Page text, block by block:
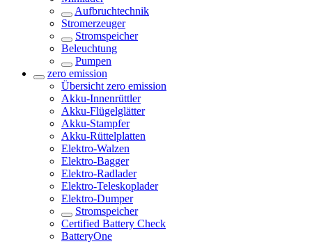
Aufbruchtechnik
Stromerzeuger
Stromspeicher
Beleuchtung
Pumpen
zero emission
Übersicht zero emission
Akku-Innenrüttler
Akku-Flügelglätter
Akku-Stampfer
Akku-Rüttelplatten
Elektro-Walzen
Elektro-Bagger
Elektro-Radlader
Elektro-Teleskoplader
Elektro-Dumper
Stromspeicher
Certified Battery Check
BatteryOne